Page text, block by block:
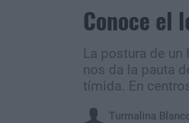
Conoce el
La postura de
nos da la pauta
tímida. En
Turmalina